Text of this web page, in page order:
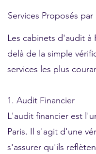
Les cabinets d'audit à
delà de la simple
services les plus
1. Audit Financier
L'audit financier est
Paris. Il s'agit d'une
s'assurer qu'ils
Services Proposés